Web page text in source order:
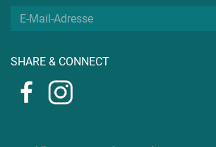
Deine
SHARE & CONNECT